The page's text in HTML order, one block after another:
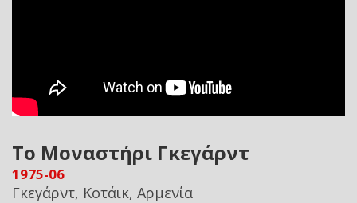
Το Μοναστήρι Γκεγάρντ
1975-06
Γκεγάρντ, Κοτάικ, Αρμενία